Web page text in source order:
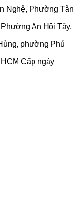
Nghệ, Phường Tân
An Hội Tây,
phường Phú
Cấp ngày